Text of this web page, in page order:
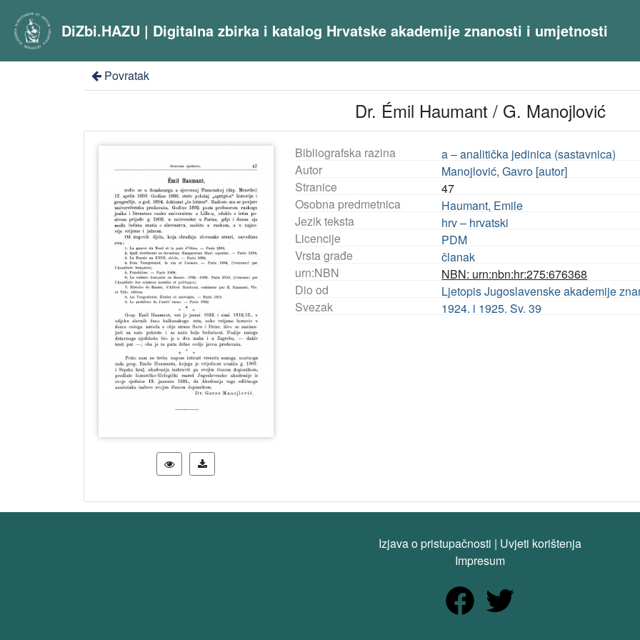
DiZbi.HAZU | Digitalna zbirka i katalog Hrvatske akademije znanosti i umjetnosti
Povratak
Dr. Émil Haumant / G. Manojlović
Bibliografska razina
a – analitička jedinica (sastavnica)
Autor
Manojlović, Gavro [autor]
Stranice
47
Osobna predmetnica
Haumant, Emile
Jezik teksta
hrv – hrvatski
Licencije
PDM
Vrsta građe
članak
urn:NBN
NBN: urn:nbn:hr:275:676368
Dio od
Ljetopis Jugoslavenske akademije
Svezak
1924. i 1925. Sv. 39
Izjava o pristupačnosti | Uvjeti korištenja
Impresum